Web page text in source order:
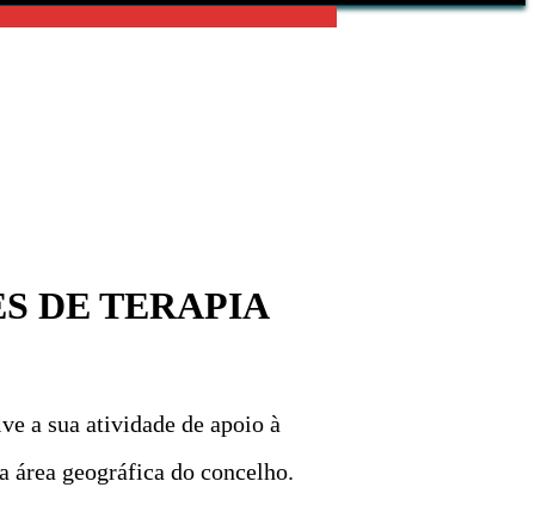
DE TERAPIA
a sua atividade de apoio à
área geográfica do concelho.